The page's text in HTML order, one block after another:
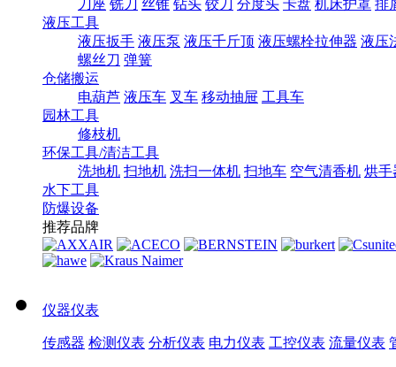
刀座 铣刀 丝锥 钻头 铰刀 分度头 卡盘 机床护罩 排
液压工具
液压扳手 液压泵 液压千斤顶 液压螺栓拉伸器 液压
螺丝刀 弹簧
仓储搬运
电葫芦 液压车 叉车 移动抽屉 工具车
园林工具
修枝机
环保工具/清洁工具
洗地机 扫地机 洗扫一体机 扫地车 空气清香机 烘手
水下工具
防爆设备
推荐品牌
仪器仪表
传感器 检测仪表 分析仪表 电力仪表 工控仪表 流量仪表